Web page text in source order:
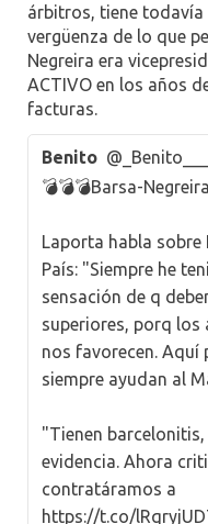
árbitros, tiene todavía
vergüenza de lo que
Negreira era
ACTIVO en los años
facturas.
Benito @_Benito___
💣💣💣Barsa-Negreira
Laporta habla sobre
País: "Siempre he
sensación de q
superiores, porq los
nos favorecen. Aquí
siempre ayudan al
"Tienen barcelonitis,
evidencia. Ahora
contratáramos a
https://t.co/